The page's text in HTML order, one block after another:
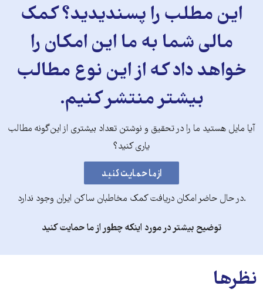
این مطلب را پسندیدید؟ کمک
مالی شما به ما این امکان را
خواهد داد که از این نوع مطالب
بیشتر منتشر کنیم.
آیا مایل هستید ما را در تحقیق و نوشتن تعداد بیشتری از این‌گونه مطالب
یاری کنید؟
.در حال حاضر امکان دریافت کمک مخاطبان ساکن ایران وجود ندارد
توضیح بیشتر در مورد اینکه چطور از ما حمایت کنید
نظرها